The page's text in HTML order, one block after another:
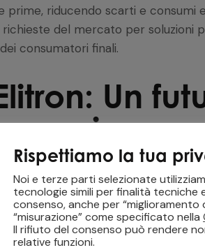
prime, riducendo scarti e consumi
del mercato per soluzioni
consumatori finali.
Un
a trasformare il settore della
automazione, IA e sostenibilità,
ma anticipa le tendenze
prodotti vengono concepiti e
Rispettiamo la tua
Noi e terze parti selezionate
tecnologie simili per finalità tecniche
consenso, anche per “miglioramento
“misurazione” come specificato nella
Il rifiuto del consenso può rendere
relative funzioni.